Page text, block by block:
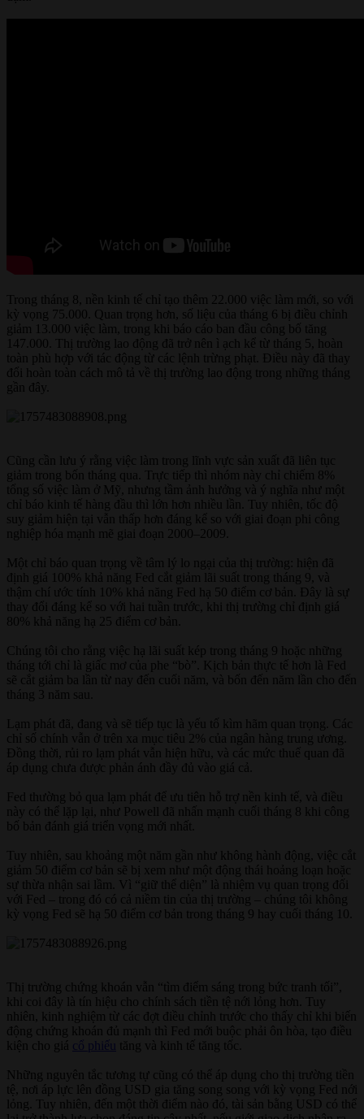
Trong tháng 8, nền kinh tế chỉ tạo thêm 22.000 việc làm mới, so với
kỳ vọng 75.000. Quan trọng hơn, số liệu của tháng 6 bị điều chỉnh
giảm 13.000 việc làm, trong khi báo cáo ban đầu công bố tăng
147.000. Thị trường lao động đã trở nên ì ạch kể từ tháng 5, hoàn
toàn phù hợp với tác động từ các lệnh trừng phạt. Điều này đã thay
đổi hoàn toàn cách mô tả về thị trường lao động trong những tháng
gần đây.
Cũng cần lưu ý rằng việc làm trong lĩnh vực sản xuất đã liên tục
giảm trong bốn tháng qua. Trực tiếp thì nhóm này chỉ chiếm 8%
tổng số việc làm ở Mỹ, nhưng tầm ảnh hưởng và ý nghĩa như một
chỉ báo kinh tế hàng đầu thì lớn hơn nhiều lần. Tuy nhiên, tốc độ
suy giảm hiện tại vẫn thấp hơn đáng kể so với giai đoạn phi công
nghiệp hóa mạnh mẽ giai đoạn 2000–2009.
Một chỉ báo quan trọng về tâm lý lo ngại của thị trường: hiện đã
định giá 100% khả năng Fed cắt giảm lãi suất trong tháng 9, và
thậm chí ước tính 10% khả năng Fed hạ 50 điểm cơ bản. Đây là sự
thay đổi đáng kể so với hai tuần trước, khi thị trường chỉ định giá
80% khả năng hạ 25 điểm cơ bản.
Chúng tôi cho rằng việc hạ lãi suất kép trong tháng 9 hoặc những
tháng tới chỉ là giấc mơ của phe “bò”. Kịch bản thực tế hơn là Fed
sẽ cắt giảm ba lần từ nay đến cuối năm, và bốn đến năm lần cho đến
tháng 3 năm sau.
Lạm phát đã, đang và sẽ tiếp tục là yếu tố kìm hãm quan trọng. Các
chỉ số chính vẫn ở trên xa mục tiêu 2% của ngân hàng trung ương.
Đồng thời, rủi ro lạm phát vẫn hiện hữu, và các mức thuế quan đã
áp dụng chưa được phản ánh đầy đủ vào giá cả.
Fed thường bỏ qua lạm phát để ưu tiên hỗ trợ nền kinh tế, và điều
này có thể lặp lại, như Powell đã nhấn mạnh cuối tháng 8 khi công
bố bản đánh giá triển vọng mới nhất.
Tuy nhiên, sau khoảng một năm gần như không hành động, việc cắt
giảm 50 điểm cơ bản sẽ bị xem như một động thái hoảng loạn hoặc
sự thừa nhận sai lầm. Vì “giữ thể diện” là nhiệm vụ quan trọng đối
với Fed – trong đó có cả niềm tin của thị trường – chúng tôi không
kỳ vọng Fed sẽ hạ 50 điểm cơ bản trong tháng 9 hay cuối tháng 10.
Thị trường chứng khoán vẫn “tìm điểm sáng trong bức tranh tối”,
khi coi đây là tín hiệu cho chính sách tiền tệ nới lỏng hơn. Tuy
nhiên, kinh nghiệm từ các đợt điều chỉnh trước cho thấy chỉ khi biến
động chứng khoán đủ mạnh thì Fed mới buộc phải ôn hòa, tạo điều
kiện cho giá cổ phiếu tăng và kinh tế tăng tốc.
Những nguyên tắc tương tự cũng có thể áp dụng cho thị trường tiền
tệ, nơi áp lực lên đồng USD gia tăng song song với kỳ vọng Fed nới
lỏng. Tuy nhiên, đến một thời điểm nào đó, tài sản bằng USD có thể